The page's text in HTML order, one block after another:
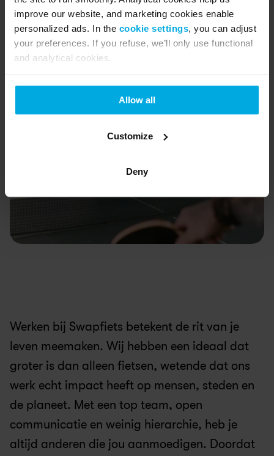
improve our website, and marketing cookies enable
personalized ads. In the cookie settings, you can adjust
your preferences. If you refuse, we’ll only use functional
and analytical cookies.
Allow all
Customize
Deny
n
Werken bij Swapfiets betekent de rit van je
leven meemaken. Wij hebben een ideaal dat
groter is dan alleen fietsen, wetende dat ons
werk echt impact heeft op mensen, steden en
de planeet. Met een top team, open
communicatie en weinig hierarchie, heb je
altijd anderen die jou aanmoedigen. Doordat